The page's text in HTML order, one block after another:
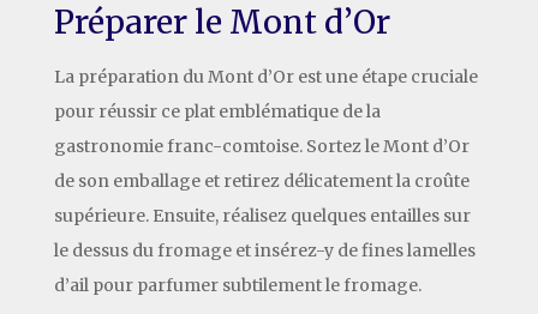
Préparer le Mont d’Or
La préparation du Mont d’Or est une étape cruciale
pour réussir ce plat emblématique de la
gastronomie franc-comtoise. Sortez le Mont d’Or
de son emballage et retirez délicatement la croûte
supérieure. Ensuite, réalisez quelques entailles sur
le dessus du fromage et insérez-y de fines lamelles
d’ail pour parfumer subtilement le fromage.